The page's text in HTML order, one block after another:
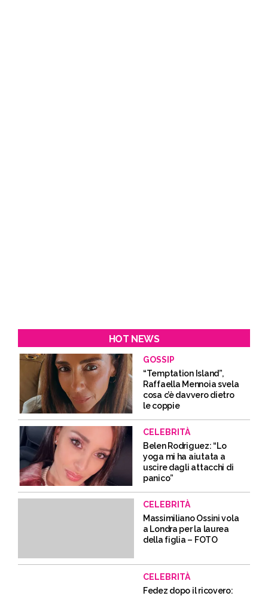
HOT NEWS
GOSSIP
“Temptation Island”,
Raffaella Mennoia svela
cosa c’è davvero dietro
le coppie
CELEBRITÀ
Belen Rodriguez: “Lo
yoga mi ha aiutata a
uscire dagli attacchi di
panico”
CELEBRITÀ
Massimiliano Ossini vola
a Londra per la laurea
della figlia – FOTO
CELEBRITÀ
Fedez dopo il ricovero: